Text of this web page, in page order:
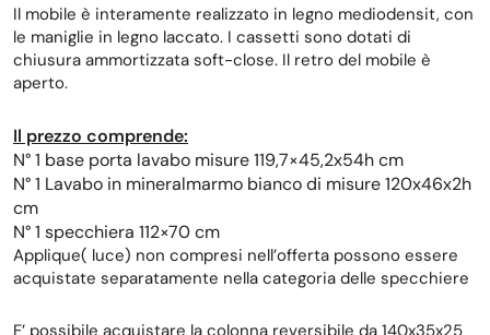
Il mobile è interamente realizzato in legno mediodensit, con
le maniglie in legno laccato. I cassetti sono dotati di
chiusura ammortizzata soft-close. Il retro del mobile è
aperto.
Il prezzo comprende:
N° 1 base porta lavabo misure 119,7×45,2x54h cm
N° 1 Lavabo in mineralmarmo bianco di misure 120x46x2h
cm
N° 1 specchiera 112×70 cm
Applique( luce) non compresi nell’offerta possono essere
acquistate separatamente nella categoria delle specchiere
E’ possibile acquistare la colonna reversibile da 140x35x25